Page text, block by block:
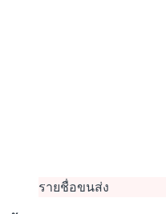
รายชื่อขนส่ง